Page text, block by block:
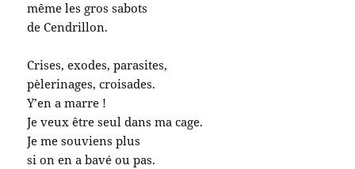
même les gros sabots
de Cendrillon.
Crises, exodes, parasites,
pèlerinages, croisades.
Y’en a marre !
Je veux être seul dans ma cage.
Je me souviens plus
si on en a bavé ou pas.